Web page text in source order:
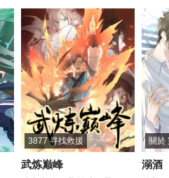
3877 寻找救援
武炼巅峰 溺酒